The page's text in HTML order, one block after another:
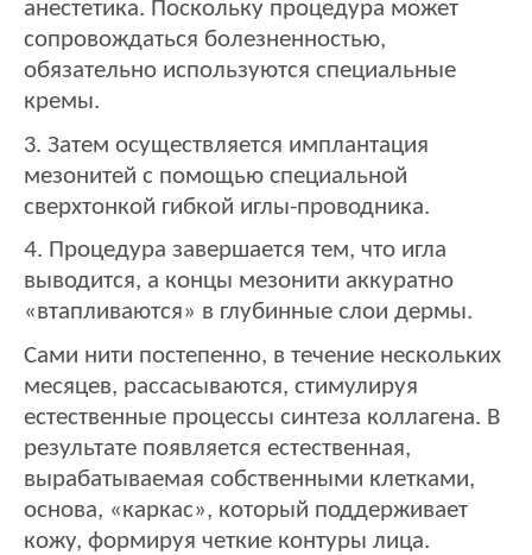
анестетика. Поскольку процедура может
сопровождаться болезненностью,
обязательно используются специальные
кремы.
3. Затем осуществляется имплантация
мезонитей с помощью специальной
сверхтонкой гибкой иглы-проводника.
4. Процедура завершается тем, что игла
выводится, а концы мезонити аккуратно
«втапливаются» в глубинные слои дермы.
Сами нити постепенно, в течение нескольких
месяцев, рассасываются, стимулируя
естественные процессы синтеза коллагена. В
результате появляется естественная,
вырабатываемая собственными клетками,
основа, «каркас», который поддерживает
кожу, формируя четкие контуры лица.